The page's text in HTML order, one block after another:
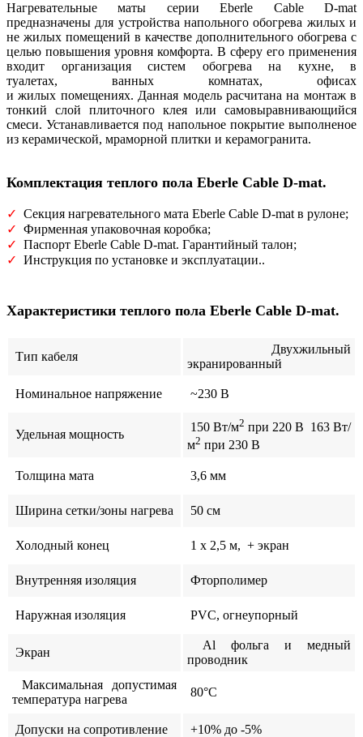
Нагревательные маты серии Eberle Cable D-mat
предназначены для устройства напольного обогрева жилых и
не жилых помещений в качестве дополнительного обогрева с
целью повышения уровня комфорта. В сферу его применения
входит организация систем обогрева на кухне, в
туалетах, ванных комнатах, офисах
и жилых помещениях. Данная модель расчитана на монтаж в
тонкий слой плиточного клея или самовыравнивающийся
смеси. Устанавливается под напольное покрытие выполненое
из керамической, мраморной плитки и керамогранита.
Комплектация теплого пола Eberle Cable D-mat.
✓ Секция нагревательного мата Eberle Cable D-mat в рулоне;
✓ Фирменная упаковочная коробка;
✓ Паспорт Eberle Cable D-mat. Гарантийный талон;
✓ Инструкция по установке и эксплуатации..
Характеристики теплого пола Eberle Cable D-mat.
Тип кабеля
Двухжильный
экранированный
Номинальное напряжение ~230 В
Удельная мощность
150 Вт/м2 при 220 В 163 Вт/
м2 при 230 В
Толщина мата 3,6 мм
Ширина сетки/зоны нагрева 50 см
Холодный конец 1 x 2,5 м, + экран
Внутренняя изоляция Фторполимер
Наружная изоляция PVC, огнеупорный
Экран
Al фольга и медный
проводник
Максимальная допустимая
температура нагрева
80°C
Допуски на сопротивление +10% до -5%